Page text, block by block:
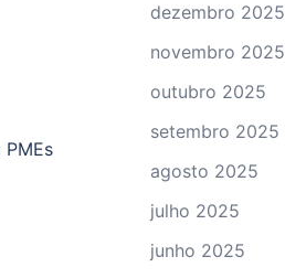
dezembro 2025
novembro 2025
outubro 2025
setembro 2025
agosto 2025
julho 2025
junho 2025